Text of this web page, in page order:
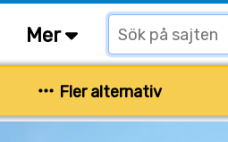
Mer
Fler alternativ